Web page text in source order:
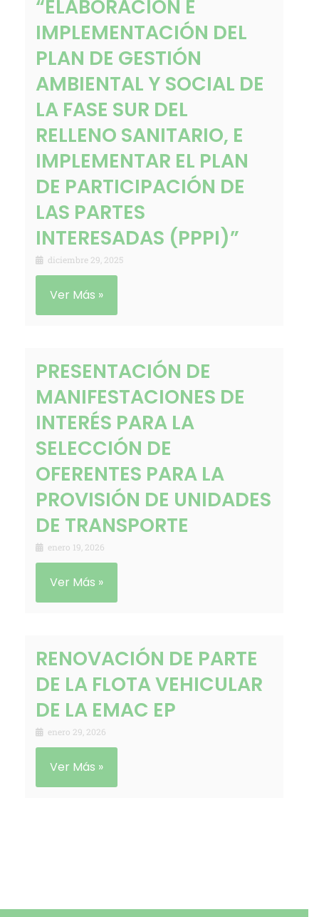
“ELABORACIÓN E
IMPLEMENTACIÓN DEL
PLAN DE GESTIÓN
AMBIENTAL Y SOCIAL DE
LA FASE SUR DEL
RELLENO SANITARIO, E
IMPLEMENTAR EL PLAN
DE PARTICIPACIÓN DE
LAS PARTES
INTERESADAS (PPPI)”
diciembre 29, 2025
Ver Más »
PRESENTACIÓN DE
MANIFESTACIONES DE
INTERÉS PARA LA
SELECCIÓN DE
OFERENTES PARA LA
PROVISIÓN DE UNIDADES
DE TRANSPORTE
enero 19, 2026
Ver Más »
RENOVACIÓN DE PARTE
DE LA FLOTA VEHICULAR
DE LA EMAC EP
enero 29, 2026
Ver Más »